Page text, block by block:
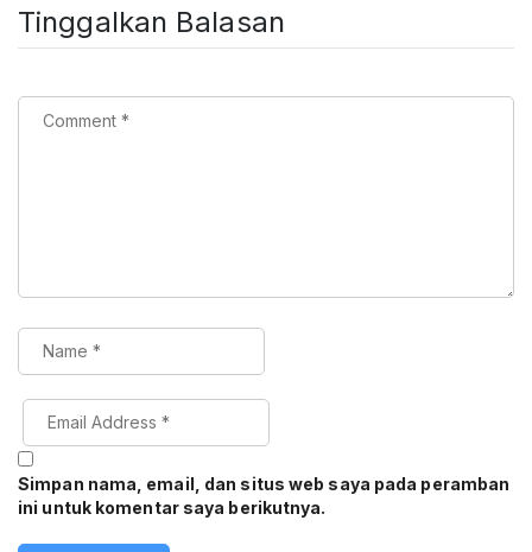
Tinggalkan Balasan
Simpan nama, email, dan situs web saya pada peramban
ini untuk komentar saya berikutnya.